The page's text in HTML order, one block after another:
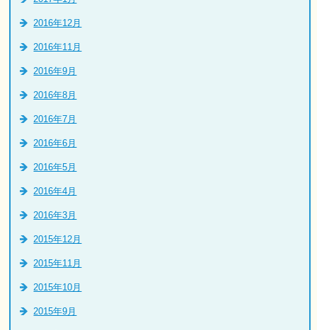
2016年12月
2016年11月
2016年9月
2016年8月
2016年7月
2016年6月
2016年5月
2016年4月
2016年3月
2015年12月
2015年11月
2015年10月
2015年9月